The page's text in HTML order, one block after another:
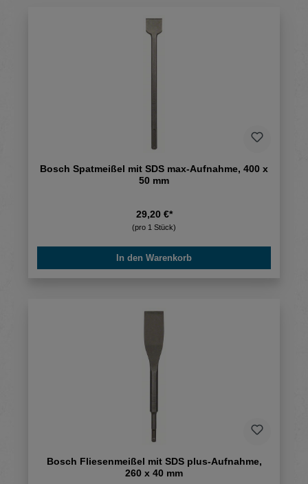
Bosch Spatmeißel mit SDS max-Aufnahme, 400 x
50 mm
29,20 €*
(pro 1 Stück)
In den Warenkorb
Bosch Fliesenmeißel mit SDS plus-Aufnahme,
260 x 40 mm